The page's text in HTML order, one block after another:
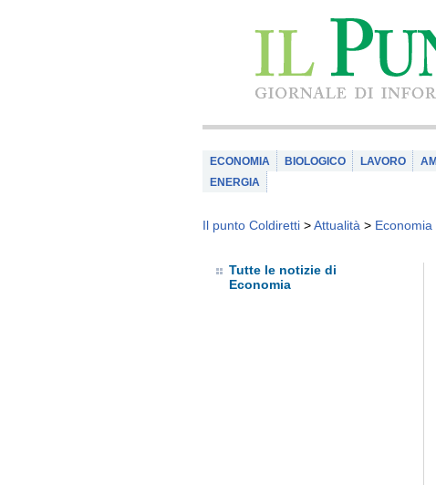
ECONOMIA BIOLOGICO LAVORO
ENERGIA
Il punto Coldiretti >Attualità > Economia
Tutte le notizie di
Economia